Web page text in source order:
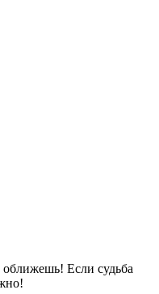
оближешь! Если судьба